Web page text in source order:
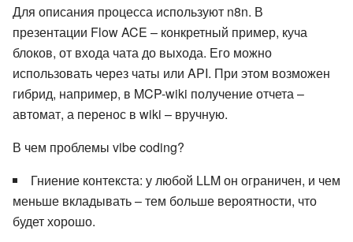
Для описания процесса используют n8n. В
презентации Flow ACE – конкретный пример, куча
блоков, от входа чата до выхода. Его можно
использовать через чаты или API. При этом возможен
гибрид, например, в MCP-wiki получение отчета –
автомат, а перенос в wiki – вручную.
В чем проблемы vibe coding?
Гниение контекста: у любой LLM он ограничен, и чем
меньше вкладывать – тем больше вероятности, что
будет хорошо.